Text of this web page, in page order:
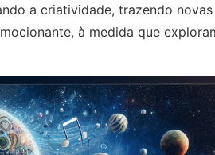
a criatividade, trazendo
à medida que